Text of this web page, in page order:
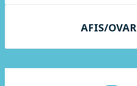
AFIS/OVAR